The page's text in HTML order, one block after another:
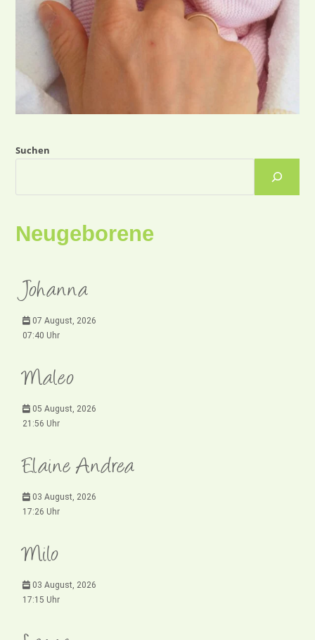
Suchen
Neugeborene
Johanna
07 August, 2026
07:40 Uhr
Maleo
05 August, 2026
21:56 Uhr
Elaine Andrea
03 August, 2026
17:26 Uhr
Milo
03 August, 2026
17:15 Uhr